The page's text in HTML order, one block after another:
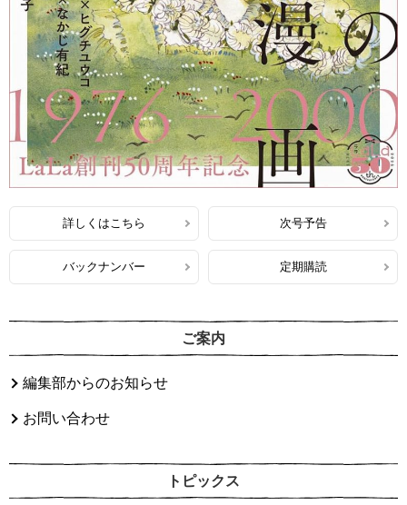
詳しくはこちら 次号予告
バックナンバー 定期購読
ご案内
編集部からのお知らせ
お問い合わせ
トピックス